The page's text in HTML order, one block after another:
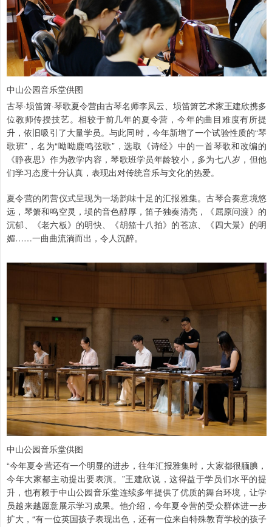
中山公园音乐堂供图
古琴·埙笛箫·琴歌夏令营由古琴名师李凤云、埙笛箫艺术家王建欣携多
位教师传授技艺。相较于前几年的夏令营，今年的曲目难度有所提
升，依旧吸引了大量学员。与此同时，今年新增了一个试验性质的“琴
歌班”，名为“呦呦鹿鸣弦歌”，选取《诗经》中的一首琴歌和改编的
《静夜思》作为教学内容，琴歌班学员年龄较小，多为七八岁，但他
们学习态度十分认真，表现出对传统音乐与文化的热爱。
夏令营的闭营仪式呈现为一场韵味十足的汇报雅集。古琴合奏意境悠
远，琴箫和鸣空灵，埙的音色醇厚，笛子独奏清亮，《屈原问渡》的
沉郁、《老六板》的明快、《胡笳十八拍》的苍凉、《四大景》的明
媚……一曲曲流淌而出，令人沉醉。
中山公园音乐堂供图
“今年夏令营还有一个明显的进步，往年汇报雅集时，大家都很腼腆，
今年大家都主动提出要表演。”王建欣说，这得益于学员们水平的提
升，也有赖于中山公园音乐堂连续多年提供了优质的舞台环境，让学
员越来越愿意展示学习成果。他介绍，今年夏令营的受众群体进一步
扩大，“有一位英国孩子表现出色，还有一位来自特殊教育学校的孩子